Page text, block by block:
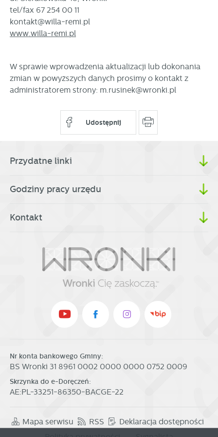
tel/fax 67 254 00 11
kontakt@willa-remi.pl
www.willa-remi.pl
W sprawie wprowadzenia aktualizacji lub dokonania
zmian w powyższych danych prosimy o kontakt z
administratorem strony: m.rusinek@wronki.pl
Udostępnij
Przydatne linki
Godziny pracy urzędu
Kontakt
Nr konta bankowego Gminy:
BS Wronki 31 8961 0002 0000 0000 0752 0009
Skrzynka do e-Doręczeń:
AE:PL-33251-86350-BACGE-22
Mapa serwisu RSS
Deklaracja dostępności
partnerami oraz innych dostawców usług. Firmy te działają
w charakterze pośredników prezentujących nasze treści w
postaci wiadomości, ofert, komunikatów mediów
społecznościowych.